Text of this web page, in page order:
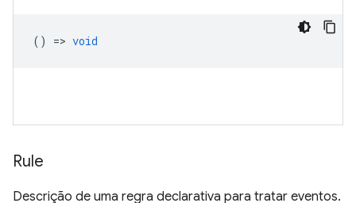
() => void
Rule
Descrição de uma regra declarativa para tratar eventos.